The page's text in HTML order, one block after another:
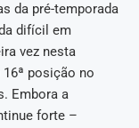
da pré-temporada
difícil em
vez nesta
posição no
Embora a
forte –